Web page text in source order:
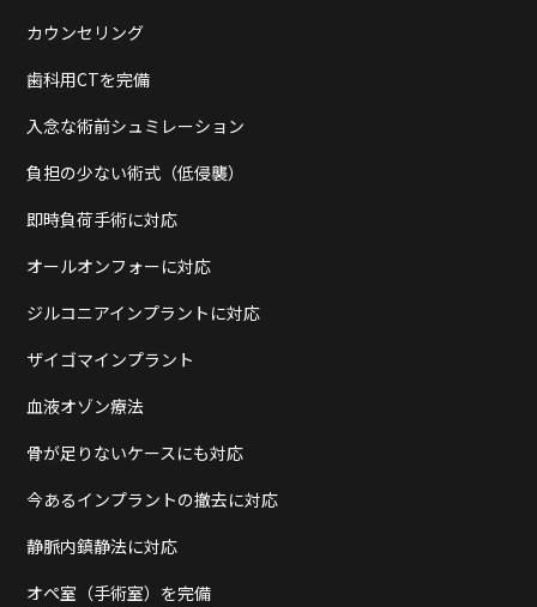
カウンセリング
歯科用CTを完備
入念な術前シュミレーション
負担の少ない術式（低侵襲）
即時負荷手術に対応
オールオンフォーに対応
ジルコニアインプラントに対応
ザイゴマインプラント
血液オゾン療法
骨が足りないケースにも対応
今あるインプラントの撤去に対応
静脈内鎮静法に対応
オペ室（手術室）を完備